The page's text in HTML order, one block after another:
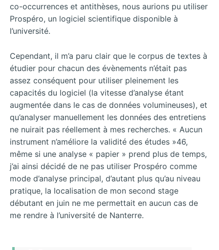
co-occurrences et antithèses, nous aurions pu utiliser
Prospéro, un logiciel scientifique disponible à
l’université.
Cependant, il m’a paru clair que le corpus de textes à
étudier pour chacun des évènements n’était pas
assez conséquent pour utiliser pleinement les
capacités du logiciel (la vitesse d’analyse étant
augmentée dans le cas de données volumineuses), et
qu’analyser manuellement les données des entretiens
ne nuirait pas réellement à mes recherches. « Aucun
instrument n’améliore la validité des études »46,
même si une analyse « papier » prend plus de temps,
j’ai ainsi décidé de ne pas utiliser Prospéro comme
mode d’analyse principal, d’autant plus qu’au niveau
pratique, la localisation de mon second stage
débutant en juin ne me permettait en aucun cas de
me rendre à l’université de Nanterre.